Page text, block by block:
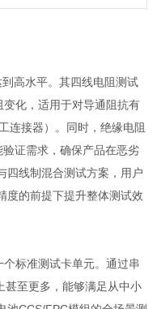
高水平。其四线电阻测试
化，适用于对导通阻抗有
连接器）。同时，绝缘电阻
证需求，确保产品在恶劣
四线制混合测试方案，用户
度的前提下提升整体测试效
标准测试卡单元。通过串
甚至更多，能够满足从中小